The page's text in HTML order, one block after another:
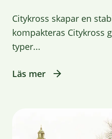
Citykross skapar en
kompakteras Citykross
typer...
Läs mer